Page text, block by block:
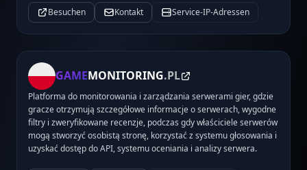
Besuchen Kontakt Service-IP-Adressen
GAMEMONITORING.PL
Platforma do monitorowania i zarządzania serwerami gier, gdzie
gracze otrzymują szczegółowe informacje o serwerach, wygodne
filtry i zweryfikowane recenzje, podczas gdy właściciele serwerów
mogą stworzyć osobistą stronę, korzystać z systemu głosowania i
uzyskać dostęp do API, systemu oceniania i analizy serwera.